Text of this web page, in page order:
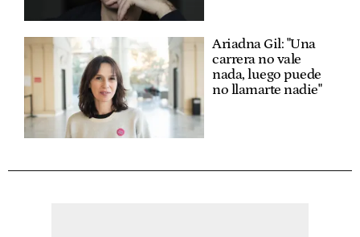
Ariadna Gil: "Una
carrera no vale
nada, luego puede
no llamarte nadie"